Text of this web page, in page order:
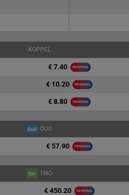
KOPPEL
€ 7.40
€ 10.20
€ 8.80
DUO
€ 57.90
TRIO
€ 450.20